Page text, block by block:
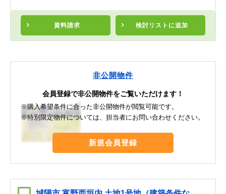
資料請求 検討リスト に追加
非公開物件
会員登録で非公開物件をご覧いただけます！
※購入希望条件に合った非公開物件が閲覧可能です。
※特別限定物件については、担当者にお問い合わせください。
新規会員登録